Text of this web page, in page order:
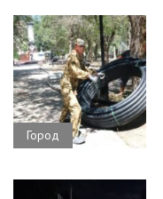
Город